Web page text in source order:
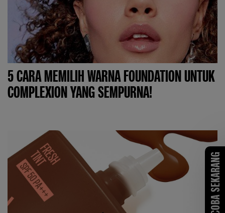
5 CARA MEMILIH WARNA FOUNDATION UNTUK
COMPLEXION YANG SEMPURNA!
COBA SEKARANG